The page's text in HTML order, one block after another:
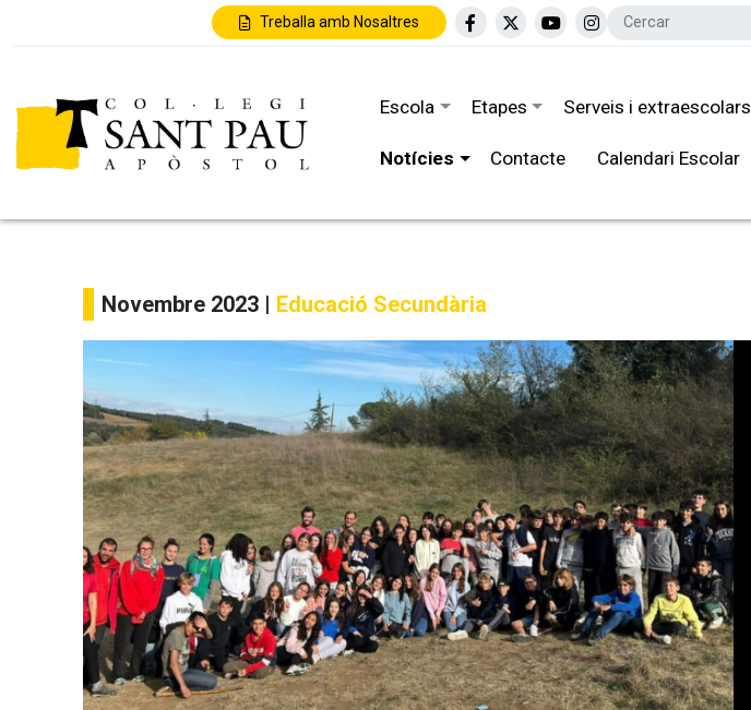
Treballa amb Nosaltres
Escola Etapes Serveis i extraescolars
Notícies Contacte Calendari Escolar
Novembre 2023 | Educació Secundària